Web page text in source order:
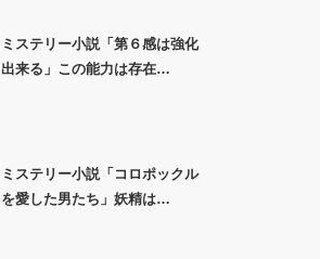
ミステリー小説「第６感は強化
出来る」この能力は存在…
ミステリー小説「コロポックル
を愛した男たち」妖精は…